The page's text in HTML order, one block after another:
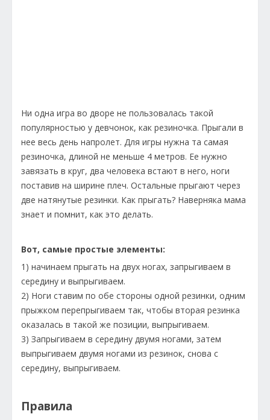
Ни одна игра во дворе не пользовалась такой
популярностью у девчонок, как резиночка. Прыгали в
нее весь день напролет. Для игры нужна та самая
резиночка, длиной не меньше 4 метров. Ее нужно
завязать в круг, два человека встают в него, ноги
поставив на ширине плеч. Остальные прыгают через
две натянутые резинки. Как прыгать? Наверняка мама
знает и помнит, как это делать.
Вот, самые простые элементы:
1) начинаем прыгать на двух ногах, запрыгиваем в
середину и выпрыгиваем.
2) Ноги ставим по обе стороны одной резинки, одним
прыжком перепрыгиваем так, чтобы вторая резинка
оказалась в такой же позиции, выпрыгиваем.
3) Запрыгиваем в середину двумя ногами, затем
выпрыгиваем двумя ногами из резинок, снова с
середину, выпрыгиваем.
Правила